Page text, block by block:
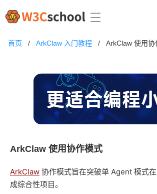
首页 / ArkClaw 入门教程 / ArkClaw 使用协
ArkClaw 使用协作模式
ArkClaw 协作模式旨在突破单 Agent 模式
成综合性项目。